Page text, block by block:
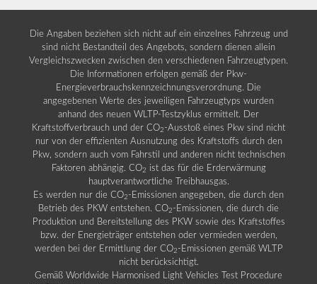
Die Angaben beziehen sich nicht auf ein einzelnes Fahrzeug und
sind nicht Bestandteil des Angebots, sondern dienen allein
Vergleichszwecken zwischen den verschiedenen Fahrzeugtypen.
Die Informationen erfolgen gemäß der Pkw-
Energieverbrauchskennzeichnungsverordnung. Die
angegebenen Werte des jeweiligen Fahrzeugtyps wurden
anhand des neuen WLTP-Testzyklus ermittelt. Der
Kraftstoffverbrauch und der CO2 -Ausstoß eines Pkw sind nicht
nur von der effizienten Ausnutzung des Kraftstoffs durch den
Pkw, sondern auch vom Fahrstil und anderen nicht technischen
Faktoren abhängig. CO2 ist das für die Erderwärmung
hauptverantwortliche Treibhausgas.
Es werden nur die CO2 -Emissionen angegeben, die durch den
Betrieb des PKW entstehen. CO2 -Emissionen, die durch die
Produktion und Bereitstellung des PKW sowie des Kraftstoffes
bzw. der Energieträger entstehen oder vermieden werden,
werden bei der Ermittlung der CO2 -Emissionen gemäß WLTP
nicht berücksichtigt.
Gemäß Worldwide Harmonised Light Vehicles Test Procedure